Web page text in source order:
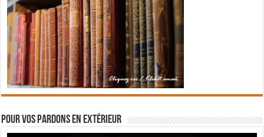
Pour vos pardons en extérieur